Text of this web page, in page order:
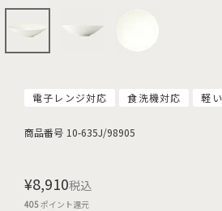
電子レンジ対応 食洗機対応 軽
商品番号 10-635J/98905
¥8,910税込
405ポイント還元